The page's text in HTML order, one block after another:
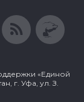
«Единой
г. Уфа, ул. З.